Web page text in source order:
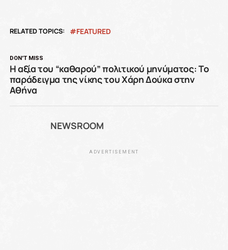
RELATED TOPICS: FEATURED
DON'T MISS
Η αξία του “καθαρού” πολιτικού μηνύματος: Το
παράδειγμα της νίκης του Χάρη Δούκα στην
Αθήνα
NEWSROOM
ADVERTISEMENT